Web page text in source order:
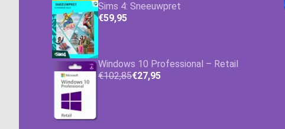
Sims 4: Sneeuwpret
€59,95
Windows 10 Professional – Retail
€102,85€27,95